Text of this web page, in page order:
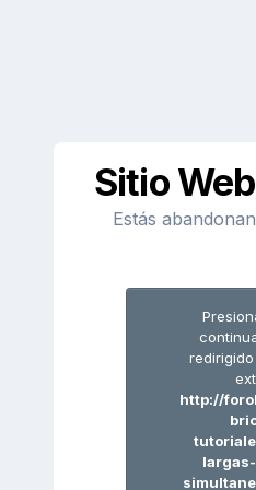
Sitio
Estás
http://